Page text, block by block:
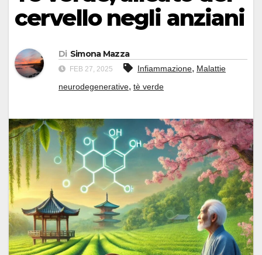
cervello negli anziani
Di Simona Mazza
FEB 27, 2025 Infiammazione, Malattie
neurodegenerative, tè verde